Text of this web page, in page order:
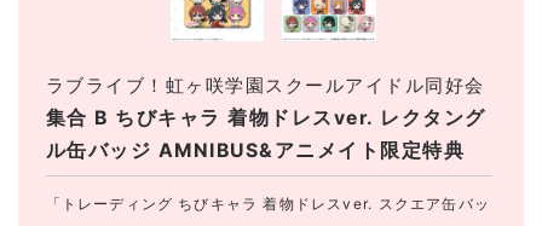
集合 B ちびキャラ 着物ドレスver. レクタング
ル缶バッジ AMNIBUS&アニメイト限定特典
ラブライブ！虹ヶ咲学園スクールアイドル同好会
「トレーディング ちびキャラ 着物ドレスver. スクエア缶バッ